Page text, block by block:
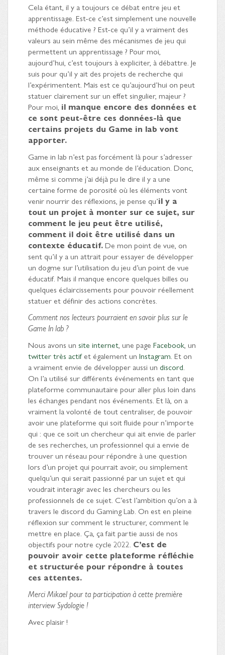
Cela étant, il y a toujours ce débat entre jeu et
apprentissage. Est-ce c’est simplement une nouvelle
méthode éducative ? Est-ce qu’il y a vraiment des
valeurs au sein même des mécanismes de jeu qui
permettent un apprentissage ? Pour moi,
aujourd’hui, c’est toujours à expliciter, à débattre. Je
suis pour qu’il y ait des projets de recherche qui
l’expérimentent. Mais est ce qu’aujourd’hui on peut
statuer clairement sur un effet singulier, majeur ?
Pour moi, il manque encore des données et
ce sont peut-être ces données-là que
certains projets du Game in lab vont
apporter.
Game in lab n’est pas forcément là pour s’adresser
aux enseignants et au monde de l’éducation. Donc,
même si comme j’ai déjà pu le dire il y a une
certaine forme de porosité où les éléments vont
venir nourrir des réflexions, je pense qu’il y a
tout un projet à monter sur ce sujet, sur
comment le jeu peut être utilisé,
comment il doit être utilisé dans un
contexte éducatif.De mon point de vue, on
sent qu’il y a un attrait pour essayer de développer
un dogme sur l’utilisation du jeu d’un point de vue
éducatif. Mais il manque encore quelques billes ou
quelques éclaircissements pour pouvoir réellement
statuer et définir des actions concrètes.
Comment nos lecteurs pourraient en savoir plus sur le
Game In lab ?
Nous avons un site internet , une page Facebook , un
twitter très actifet également un Instagram . Et on
a vraiment envie de développer aussi un discord
On l’a utilisé sur différents événements en tant que
plateforme communautaire pour aller plus loin dans
les échanges pendant nos événements. Et là, on a
vraiment la volonté de tout centraliser, de pouvoir
avoir une plateforme qui soit fluide pour n’importe
qui : que ce soit un chercheur qui ait envie de parler
de ses recherches, un professionnel qui a envie de
trouver un réseau pour répondre à une question
lors d’un projet qui pourrait avoir, ou simplement
quelqu’un qui serait passionné par un sujet et qui
voudrait interagir avec les chercheurs ou les
professionnels de ce sujet. C’est l’ambition qu’on a à
travers le discord du Gaming Lab. On est en pleine
réflexion sur comment le structurer, comment le
mettre en place. Ça, ça fait partie aussi de nos
objectifs pour notre cycle 2022. C’est de
pouvoir avoir cette plateforme réfléchie
et structurée pour répondre à toutes
ces attentes.
Merci Mikael pour ta participation à cette première
interview Sydologie !
Avec plaisir !